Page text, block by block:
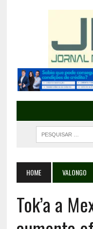
HOME VALONGO
Tok’a a